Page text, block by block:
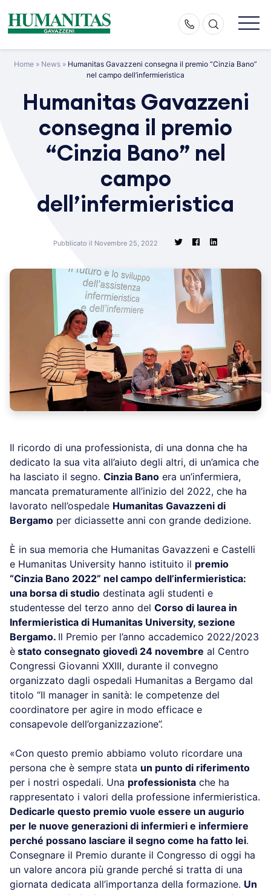
content
Home » News » Humanitas Gavazzeni consegna il premio “Cinzia Bano”
nel campo dell’infermieristica
Humanitas Gavazzeni
consegna il premio
“Cinzia Bano” nel
campo
dell’infermieristica
Pubblicato il Novembre 25, 2022
Il ricordo di una professionista, di una donna che ha
dedicato la sua vita all’aiuto degli altri, di un’amica che
ha lasciato il segno. Cinzia Bano era un’infermiera,
mancata prematuramente all’inizio del 2022, che ha
lavorato nell’ospedale Humanitas Gavazzeni di
Bergamo per diciassette anni con grande dedizione.
È in sua memoria che Humanitas Gavazzeni e Castelli
e Humanitas University hanno istituito il premio
“Cinzia Bano 2022” nel campo dell’infermieristica:
una borsa di studio destinata agli studenti e
studentesse del terzo anno del Corso di laurea in
Infermieristica di Humanitas University, sezione
Bergamo. Il Premio per l’anno accademico 2022/2023
è stato consegnato giovedì 24 novembre al Centro
Congressi Giovanni XXIII, durante il convegno
organizzato dagli ospedali Humanitas a Bergamo dal
titolo “Il manager in sanità: le competenze del
coordinatore per agire in modo efficace e
consapevole dell’organizzazione”.
«Con questo premio abbiamo voluto ricordare una
persona che è sempre stata un punto di riferimento
per i nostri ospedali. Una professionista che ha
rappresentato i valori della professione infermieristica.
Dedicarle questo premio vuole essere un augurio
per le nuove generazioni di infermieri e infermiere
perché possano lasciare il segno come ha fatto lei.
Consegnare il Premio durante il Congresso di oggi ha
un valore ancora più grande perché si tratta di una
giornata dedicata all’importanza della formazione. Un